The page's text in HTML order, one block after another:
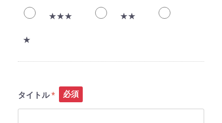
★★★ ★★
★
タイトル 必須